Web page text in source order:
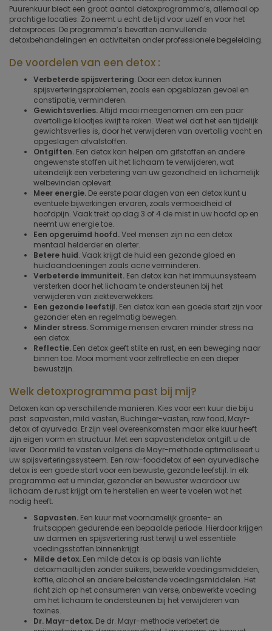
Puurenkuur biedt een groot aantal detoxprogramma’s, allemaal op
prachtige locaties. Zo neemt u echt de tijd voor uzelf en voor het
detoxproces. De programma’s bevatten aanvullende
detoxbehandelingen en activiteiten onder professionele begeleiding.
De voordelen van een detox :
Verbeterde spijsvertering. Door een detox kunnen
spijsverteringsproblemen, zoals een opgeblazen gevoel en
constipatie, verminderen.
Gewichtsverlies.Altijd mooi meegenomen om een paar
overtollige kilootjes kwijt te raken. Weet wel dat het een tijdelijk
gewichtsverlies is, door het verwijderen van overtollig vocht en
opgeslagen afvalstoffen.
Ontgiften. Een detox kan helpen om gifstoffen en andere
ongewenste stoffen uit het lichaam te verwijderen, wat
uiteindelijk een verbetering van uw gezondheid en lichamelijk
welbevinden oplevert.
Meer energie. De eerste paar dagen van een detox kunt u
eventuele bijwerkingen ervaren, zoals vermoeidheid of
hoofdpijn. Vaak trekt op dag 3 of 4 de mist in uw hoofd op en
neemt uw energie toe.
Een opgeruimd hoofd.Veel mensen zijn na een detox
mentaal helderder en alerter.
Betere huid. Vaak krijgt de huid een gezonde gloed en
huidaandoeningen zoals acne verminderen.
Verbeterde immuniteit. Een detox kan het immuunsysteem
versterken door het lichaam te ondersteunen bij het
verwijderen van ziekteverwekkers.
Een gezonde leefstijl. Een detox kan een goede start zijn voor
gezonder eten en regelmatig bewegen.
Minder stress. Sommige mensen ervaren minder stress na
een detox.
Reflectie. Een detox geeft stilte en rust, en een beweging naar
binnen toe. Mooi moment voor zelfreflectie en een dieper
bewustzijn.
Welk detoxprogramma past bij mij?
Detoxen kan op verschillende manieren. Kies voor een kuur die bij u
past: sapvasten, mild vasten, Buchinger-vasten, raw food, Mayr-
detox of ayurveda. Er zijn veel overeenkomsten maar elke kuur heeft
zijn eigen vorm en structuur. Met een sapvastendetox ontgift u de
lever. Door mild te vasten volgens de Mayr-methode optimaliseert u
uw spijsverteringssysteem. Een raw-fooddetox of een ayurvedische
detox is een goede start voor een bewuste, gezonde leefstijl. In elk
programma eet u minder, gezonder en bewuster waardoor uw
lichaam de rust krijgt om te herstellen en weer te voelen wat het
nodig heeft.
Sapvasten. Een kuur met voornamelijk groente- en
fruitsappen gedurende een bepaalde periode. Hierdoor krijgen
uw darmen en spijsvertering rust terwijl u wel essentiële
voedingsstoffen binnenkrijgt.
Milde detox. Een milde detox is op basis van lichte
detoxmaaltijden zonder suikers, bewerkte voedingsmiddelen,
koffie, alcohol en andere belastende voedingsmiddelen. Het
richt zich op het consumeren van verse, onbewerkte voeding
om het lichaam te ondersteunen bij het verwijderen van
toxines.
Dr. Mayr-detox. De dr. Mayr-methode verbetert de